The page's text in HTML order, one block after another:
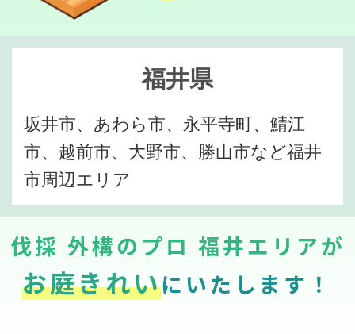
福井県
坂井市、あわら市、永平寺町、鯖江
市、越前市、大野市、勝山市など福井
市周辺エリア
伐採 外構のプロ 福井エリアが
お庭きれいにいたします！